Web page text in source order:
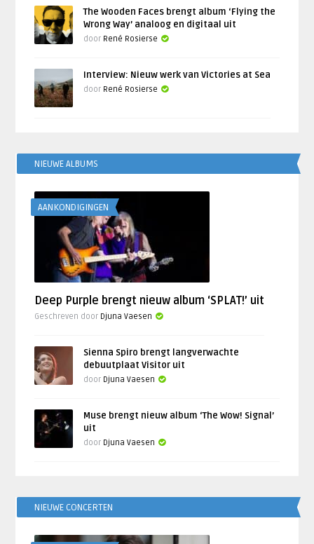
The Wooden Faces brengt album ‘Flying the
Wrong Way’ analoog en digitaal uit
door René Rosierse
Interview: Nieuw werk van Victories at Sea
door René Rosierse
NIEUWE ALBUMS
AANKONDIGINGEN
Deep Purple brengt nieuw album ‘SPLAT!’ uit
Geschreven door Djuna Vaesen
Sienna Spiro brengt langverwachte
debuutplaat Visitor uit
door Djuna Vaesen
Muse brengt nieuw album ‘The Wow! Signal’
uit
door Djuna Vaesen
NIEUWE CONCERTEN